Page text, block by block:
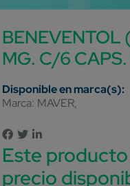
MG. C/6
Marca: MAVER
Este
precio